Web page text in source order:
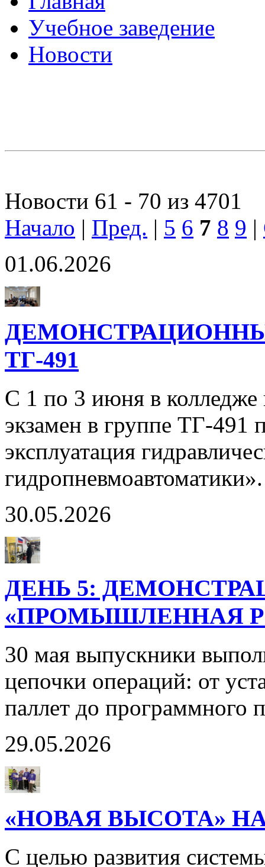
Учебное заведение
Новости
Новости 61 - 70 из 4701
Начало | Пред. | 5 6 7 8 9 |
01.06.2026
ТГ-491
С 1 по 3 июня в
экзамен в группе ТГ-491
эксплуатация
30.05.2026
ДЕНЬ 5:
«ПРОМЫШЛЕННАЯ
30 мая выпускники
цепочки операций: от
паллет до программного
29.05.2026
«НОВАЯ ВЫСОТА»
С целью развития